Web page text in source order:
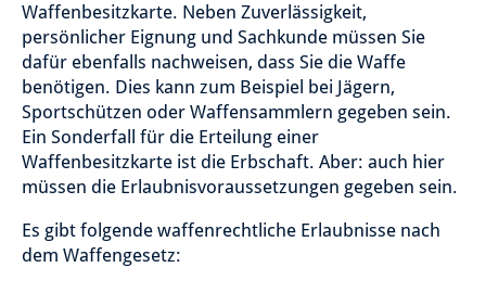
Waffenbesitzkarte. Neben Zuverlässigkeit,
persönlicher Eignung und Sachkunde müssen Sie
dafür ebenfalls nachweisen, dass Sie die Waffe
benötigen. Dies kann zum Beispiel bei Jägern,
Sportschützen oder Waffensammlern gegeben sein.
Ein Sonderfall für die Erteilung einer
Waffenbesitzkarte ist die Erbschaft. Aber: auch hier
müssen die Erlaubnisvoraussetzungen gegeben sein.
Es gibt folgende waffenrechtliche Erlaubnisse nach
dem Waffengesetz: